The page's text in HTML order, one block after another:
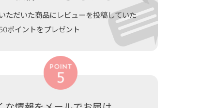
ただいた商品にレビューを投稿していた
ポイントをプレゼント